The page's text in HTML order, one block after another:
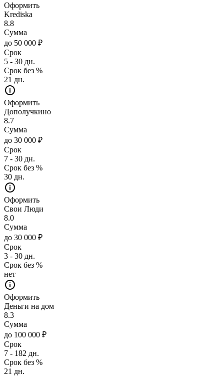
Оформить
Krediska
8.8
Сумма
до 50 000 ₽
Срок
5 - 30 дн.
Срок без %
21 дн.
Оформить
Дополучкино
8.7
Сумма
до 30 000 ₽
Срок
7 - 30 дн.
Срок без %
30 дн.
Оформить
Свои Люди
8.0
Сумма
до 30 000 ₽
Срок
3 - 30 дн.
Срок без %
нет
Оформить
Деньги на дом
8.3
Сумма
до 100 000 ₽
Срок
7 - 182 дн.
Срок без %
21 дн.